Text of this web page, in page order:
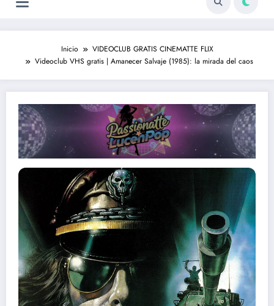
Inicio
VIDEOCLUB GRATIS CINEMATTE FLIX
Videoclub VHS gratis | Amanecer Salvaje (1985): la mirada del caos